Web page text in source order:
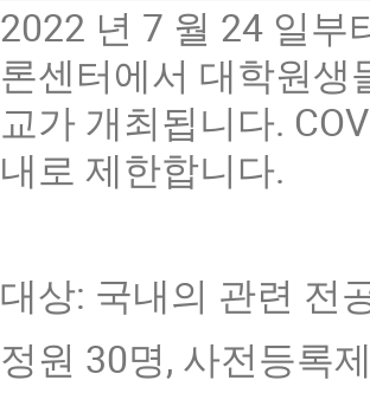
2022 년 7 월 24 일
론센터에서 대학원생
교가 개최됩니다.
내로 제한합니다.
대상: 국내의 관련 전
정원 30명, 사전등록